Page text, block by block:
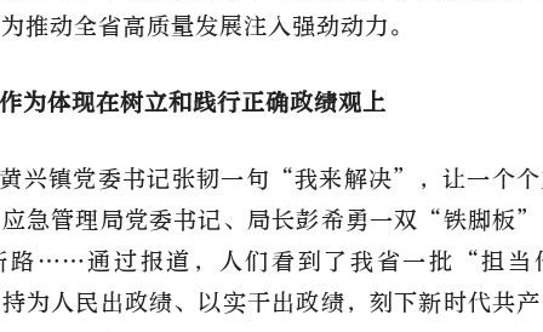
推动全省高质量发展注入强劲动力。
为体现在树立和践行正确政绩观上
兴镇党委书记张韧一句“我来解决”，让一个
急管理局党委书记、局长彭希勇一双“铁脚板
路……通过报道，人们看到了我省一批“担当
为人民出政绩、以实干出政绩，刻下新时代共